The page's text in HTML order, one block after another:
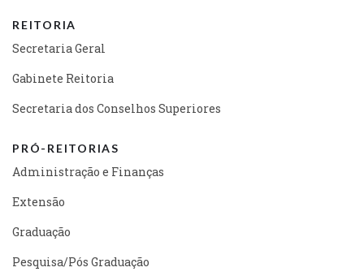
REITORIA
Secretaria Geral
Gabinete Reitoria
Secretaria dos Conselhos Superiores
PRÓ-REITORIAS
Administração e Finanças
Extensão
Graduação
Pesquisa/Pós Graduação